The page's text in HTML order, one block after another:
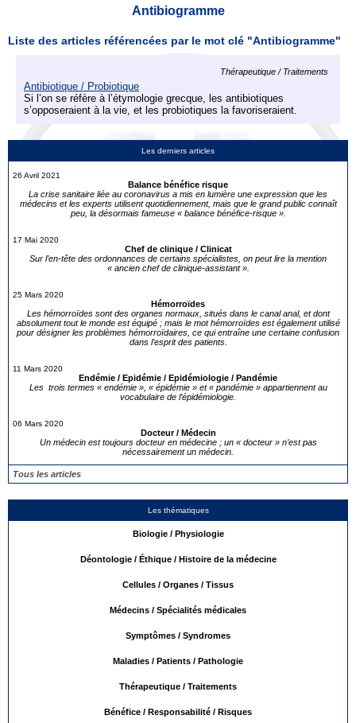
Les derniers articles
26 Avril 2021
Balance bénéfice risque
La crise sanitaire liée au coronavirus a mis en lumière une expression que les
médecins et les experts utilisent quotidiennement, mais que le grand public connaît
peu, la désormais fameuse « balance bénéfice-risque ».
17 Mai 2020
Chef de clinique / Clinicat
Sur l’en-tête des ordonnances de certains spécialistes, on peut lire la mention
« ancien chef de clinique-assistant ».
25 Mars 2020
Hémorroïdes
Les hémorroïdes sont des organes normaux, situés dans le canal anal, et dont
absolument tout le monde est équipé ; mais le mot hémorroïdes est également utilisé
pour désigner les problèmes hémorroïdaires, ce qui entraîne une certaine confusion
dans l’esprit des patients.
11 Mars 2020
Endémie / Epidémie / Epidémiologie / Pandémie
Les trois termes « endémie », « épidémie » et « pandémie » appartiennent au
vocabulaire de l’épidémiologie.
06 Mars 2020
Docteur / Médecin
Un médecin est toujours docteur en médecine ; un « docteur » n’est pas
nécessairement un médecin.
Tous les articles
Les thématiques
Biologie / Physiologie
Déontologie / Éthique / Histoire de la médecine
Cellules / Organes / Tissus
Médecins / Spécialités médicales
Symptômes / Syndromes
Maladies / Patients / Pathologie
Thérapeutique / Traitements
Bénéfice / Responsabilité / Risques
Antibiogramme
Liste des articles référencées par le mot clé "Antibiogramme"
Thérapeutique / Traitements
Antibiotique / Probiotique
Si l’on se réfère à l’étymologie grecque, les antibiotiques
s’opposeraient à la vie, et les probiotiques la favoriseraient.